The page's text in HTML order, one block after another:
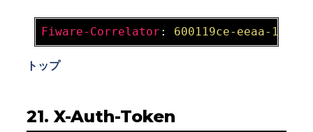
Fiware-Correlator : 600119ce-eeaa-11e9-
トップ
21. X-Auth-Token